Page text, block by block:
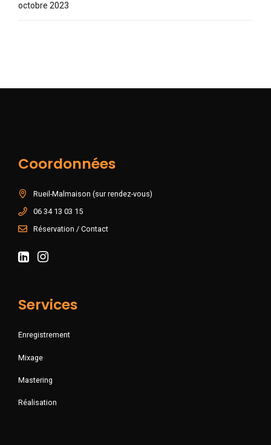
octobre 2023
Coordonnées
Rueil-Malmaison (sur rendez-vous)
06 34 13 03 15
Réservation / Contact
Services
Enregistrement
Mixage
Mastering
Réalisation